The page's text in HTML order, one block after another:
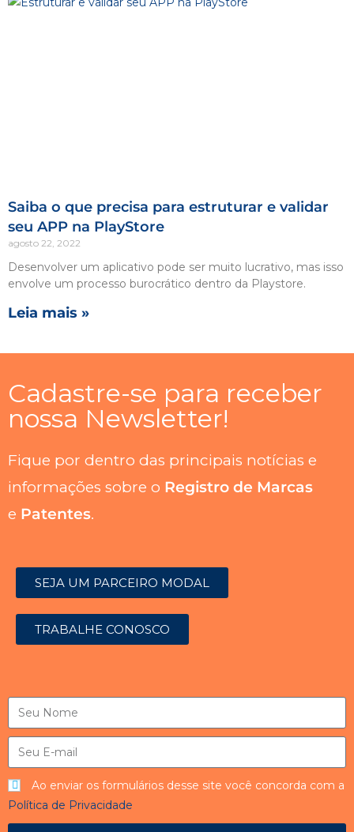
Saiba o que precisa para estruturar e validar
seu APP na PlayStore
agosto 22, 2022
Desenvolver um aplicativo pode ser muito lucrativo, mas isso
envolve um processo burocrático dentro da Playstore.
Leia mais »
Cadastre-se para receber
nossa Newsletter!
Fique por dentro das principais notícias e
informações sobre o Registro de Marcas
e Patentes.
SEJA UM PARCEIRO MODAL
TRABALHE CONOSCO
Ao enviar os formulários desse site você concorda com a
Política de Privacidade